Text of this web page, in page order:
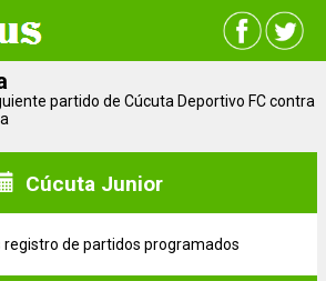
partido de Cúcuta Deportivo FC contra
Cúcuta Junior
registro de partidos programados